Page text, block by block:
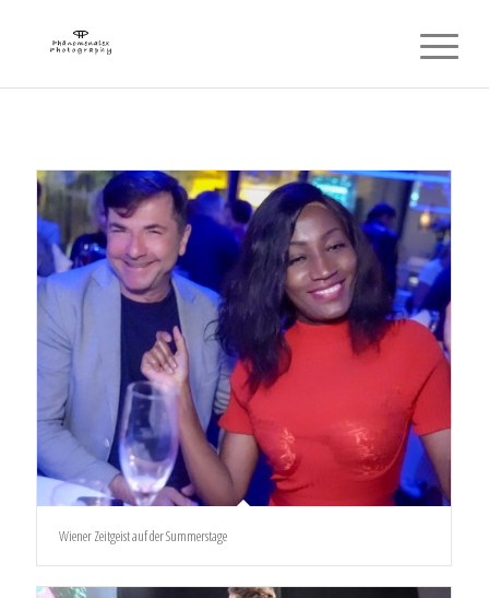
Wiener Zeitgeist auf der Summerstage